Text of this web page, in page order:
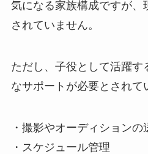
気になる家族構成ですが、
されていません。
ただし、子役として活躍す
なサポートが必要とされて
・撮影やオーディションの
・スケジュール管理